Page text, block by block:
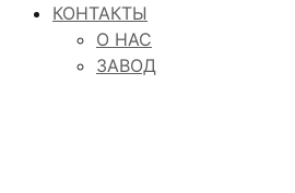
КОНТАКТЫ
О НАС
ЗАВОД